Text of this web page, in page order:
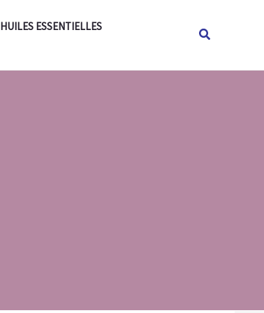
HUILES ESSENTIELLES
Rechercher